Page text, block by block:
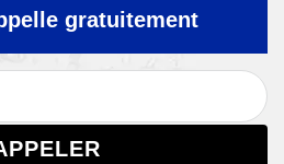
gratuitement